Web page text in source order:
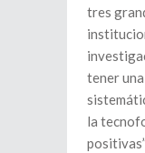
tres
tener
la